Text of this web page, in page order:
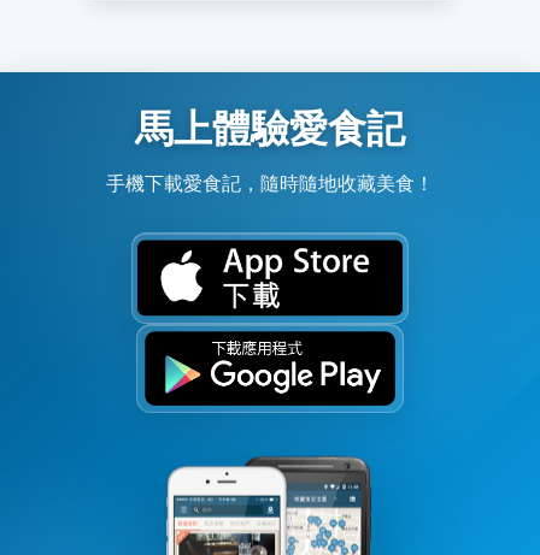
馬上體驗愛食記
手機下載愛食記，隨時隨地收藏美食！